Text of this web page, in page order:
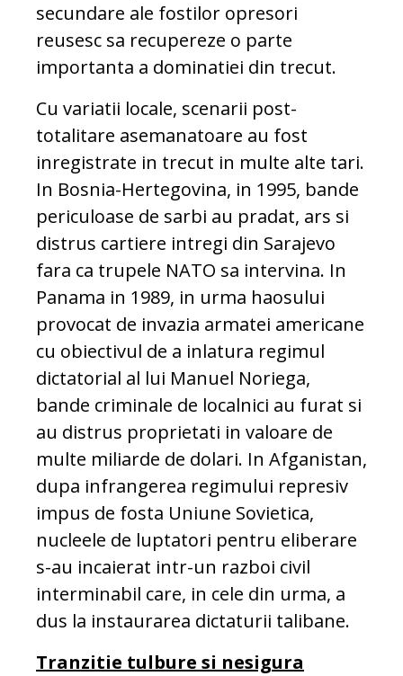
secundare ale fostilor opresori
reusesc sa recupereze o parte
importanta a dominatiei din trecut.
Cu variatii locale, scenarii post-
totalitare asemanatoare au fost
inregistrate in trecut in multe alte tari.
In Bosnia-Hertegovina, in 1995, bande
periculoase de sarbi au pradat, ars si
distrus cartiere intregi din Sarajevo
fara ca trupele NATO sa intervina. In
Panama in 1989, in urma haosului
provocat de invazia armatei americane
cu obiectivul de a inlatura regimul
dictatorial al lui Manuel Noriega,
bande criminale de localnici au furat si
au distrus proprietati in valoare de
multe miliarde de dolari. In Afganistan,
dupa infrangerea regimului represiv
impus de fosta Uniune Sovietica,
nucleele de luptatori pentru eliberare
s-au incaierat intr-un razboi civil
interminabil care, in cele din urma, a
dus la instaurarea dictaturii talibane.
Tranzitie tulbure si nesigura